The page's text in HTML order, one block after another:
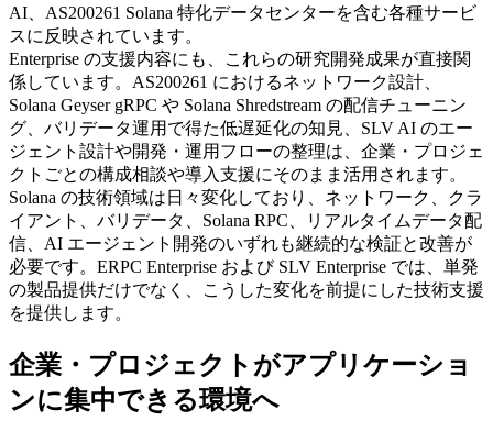
AI、AS200261 Solana 特化データセンターを含む各種サービ
スに反映されています。
Enterprise の支援内容にも、これらの研究開発成果が直接関
係しています。AS200261 におけるネットワーク設計、
Solana Geyser gRPC や Solana Shredstream の配信チューニン
グ、バリデータ運用で得た低遅延化の知見、SLV AI のエー
ジェント設計や開発・運用フローの整理は、企業・プロジェ
クトごとの構成相談や導入支援にそのまま活用されます。
Solana の技術領域は日々変化しており、ネットワーク、クラ
イアント、バリデータ、Solana RPC、リアルタイムデータ配
信、AI エージェント開発のいずれも継続的な検証と改善が
必要です。ERPC Enterprise および SLV Enterprise では、単発
の製品提供だけでなく、こうした変化を前提にした技術支援
を提供します。
企業・プロジェクトがアプリケーショ
ンに集中できる環境へ